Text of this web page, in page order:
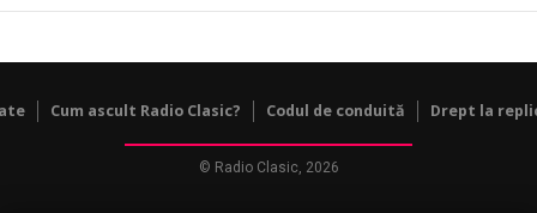
Cum ascult Radio Clasic? Codul de conduită Drept la
© Radio Clasic, 2026